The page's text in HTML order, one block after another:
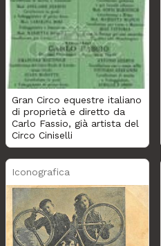
Gran Circo equestre italiano
di proprietà e diretto da
Carlo Fassio, già artista del
Circo Ciniselli
Iconografica